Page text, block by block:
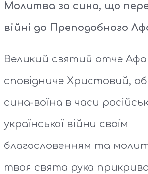
Молитва за сина, що
війні до Преподобного
Великий святий отче
сповідниче Христовий,
сина-воїна в часи
української війни своїм
благословенням та
твоя свята рука